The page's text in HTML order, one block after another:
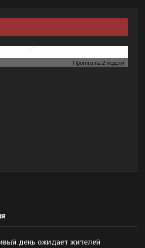
день ожидает жителей